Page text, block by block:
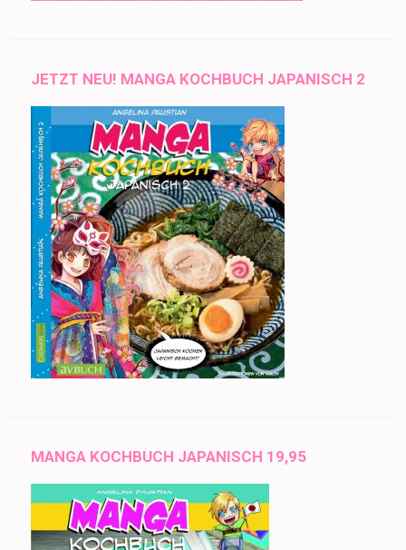
JETZT NEU! MANGA KOCHBUCH JAPANISCH 2
MANGA KOCHBUCH JAPANISCH 19,95